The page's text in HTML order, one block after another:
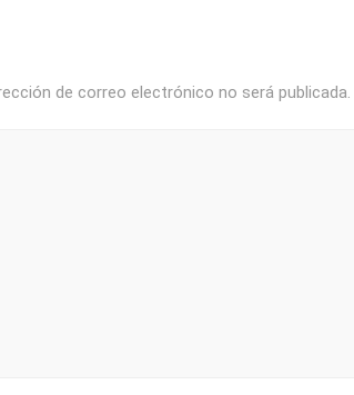
de correo electrónico no será publicada.